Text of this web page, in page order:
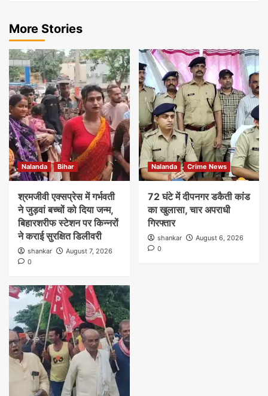
More Stories
Nalanda Bihar
श्रमजीवी एक्सप्रेस में गर्भवती
ने जुड़वां बच्चों को दिया जन्म,
बिहारशरीफ स्टेशन पर किन्नरों
ने कराई सुरक्षित डिलीवरी
shankar
August 7, 2026
0
Nalanda Crime News
72 घंटे में दीपनगर डकैती कांड
का खुलासा, चार अपराधी
गिरफ्तार
shankar
August 6, 2026
0